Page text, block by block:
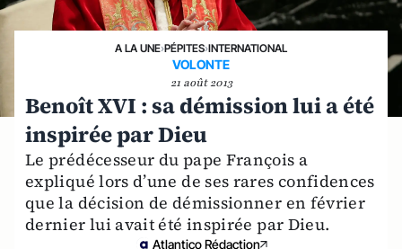
A LA UNE›PÉPITES›INTERNATIONAL
VOLONTE
21 août 2013
Benoît XVI : sa démission lui a été
inspirée par Dieu
Le prédécesseur du pape François a
expliqué lors d’une de ses rares confidences
que la décision de démissionner en février
dernier lui avait été inspirée par Dieu.
Atlantico Rédaction